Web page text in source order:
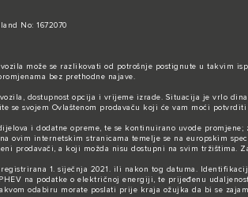
No: 1672070
može se razlikovati od potrošnje postignute u takvim
bez prethodne najave.
dostupnost opcija i vrijeme izrade. Situacija je vrlo
svojem Ovlaštenom prodavaču koji će vam moći
i dodatne opreme, te se kontinuirano uvode
internetskim stranicama temelje se na europskim
prodavači, a koji možda nisu dostupni na svim tržištima.
1. siječnja 2021. ili nakon tog datuma.
na podatke o električnoj energiji, te prijeđenu
odabiru morate poslati prije kraja ožujka da bi se